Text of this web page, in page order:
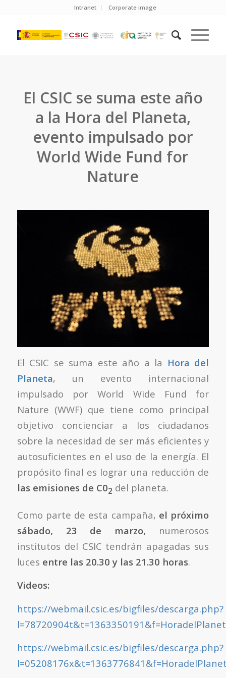
Intranet Corporate image
El CSIC se suma este año
a la Hora del Planeta,
evento impulsado por
World Wide Fund for
Nature
El CSIC se suma este año a la Hora del
Planeta, un evento internacional
impulsado por World Wide Fund for
Nature (WWF) que tiene como principal
objetivo concienciar a los ciudadanos
sobre la necesidad de ser más eficientes y
autosuficientes en el uso de la energía. El
propósito final es lograr una reducción de
las emisiones de C02 del planeta.
Como parte de esta campaña, el próximo
sábado, 23 de marzo, numerosos
institutos del CSIC tendrán apagadas sus
luces entre las 20.30 y las 21.30 horas.
Videos:
https://webmail.csic.es/bigfiles/descarga.php?
https://webmail.csic.es/bigfiles/descarga.php?